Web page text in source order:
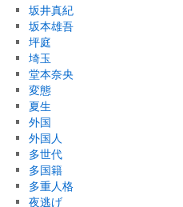
坂井真紀
坂本雄吾
坪庭
埼玉
堂本奈央
変態
夏生
外国
外国人
多世代
多国籍
多重人格
夜逃げ